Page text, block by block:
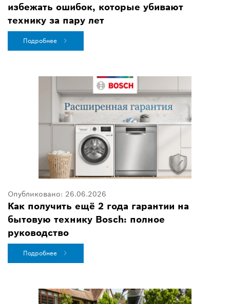
избежать ошибок, которые убивают
технику за пару лет
Подробнее
Опубликовано: 26.06.2026
Как получить ещё 2 года гарантии на
бытовую технику Bosch: полное
руководство
Подробнее